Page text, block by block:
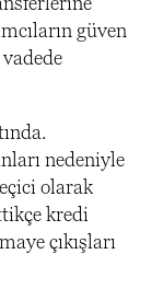
güven
nedeniyle
olarak
kredi
çıkışları